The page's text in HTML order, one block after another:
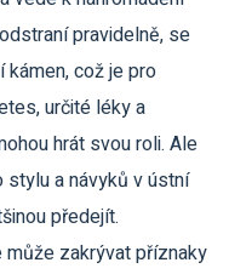
pravidelně, se
což je pro
určité léky a
hrát svou roli. Ale
a návyků v ústní
předejít.
zakrývat příznaky